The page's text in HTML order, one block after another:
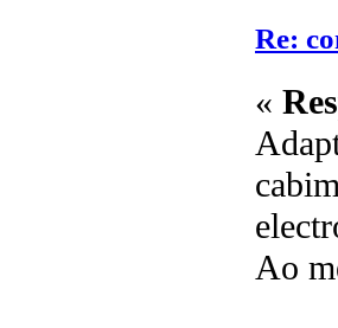
Re:
«
Ao